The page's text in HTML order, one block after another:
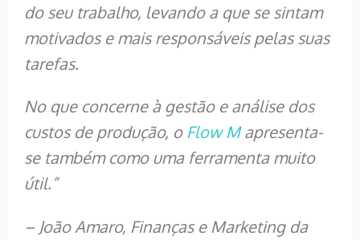
do seu trabalho, levando a que se sintam
motivados e mais responsáveis pelas suas
tarefas.
No que concerne à gestão e análise dos
custos de produção, o Flow Mapresenta-
se também como uma ferramenta muito
útil.”
– João Amaro, Finanças e Marketing da